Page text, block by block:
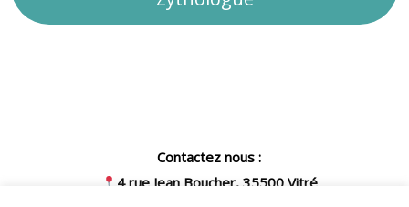
Contactez nous :
4 rue Jean Boucher, 35500 Vitré